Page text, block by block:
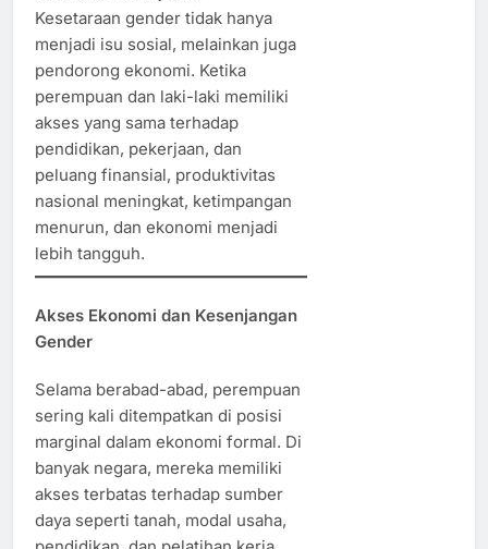
Kesetaraan gender tidak hanya
menjadi isu sosial, melainkan juga
pendorong ekonomi. Ketika
perempuan dan laki-laki memiliki
akses yang sama terhadap
pendidikan, pekerjaan, dan
peluang finansial, produktivitas
nasional meningkat, ketimpangan
menurun, dan ekonomi menjadi
lebih tangguh.
Akses Ekonomi dan Kesenjangan
Gender
Selama berabad-abad, perempuan
sering kali ditempatkan di posisi
marginal dalam ekonomi formal. Di
banyak negara, mereka memiliki
akses terbatas terhadap sumber
daya seperti tanah, modal usaha,